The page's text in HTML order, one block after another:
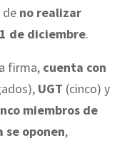
de no realizar
de diciembre.
firma, cuenta con
UGT (cinco) y
miembros de
se oponen,